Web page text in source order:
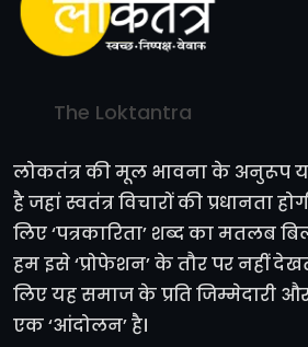
The Loktantra
लोकतंत्र की मूल भावना के अनुरूप
है जहां स्वतंत्र विचारों की प्रधानता
लिए ‘पत्रकारिता’ शब्द का मतलब
हम इसे ‘प्रोफेशन’ के तौर पर नहीं
लिए यह समाज के प्रति जिम्मेदारी
एक ‘आंदोलन’ है।